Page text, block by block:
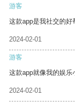
游客
这款app是我社交的好
2024-02-01
游客
这款app就像我的娱乐
2024-02-01